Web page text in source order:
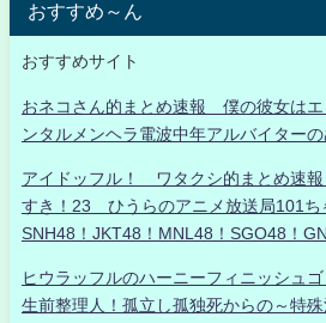
おすすめ～ん
おすすめサイト
おネコさん的まとめ速報 僕の彼女はエ
ンタルメンヘラ電波中年アルバイター
アイドッフル！ ワタクシ的まとめ速
すき！23 ひうらのアニメ放送局101ち
SNH48！JKT48！MNL48！SGO48！
ヒウラッフルのハーニーフィニッシュ
生前整理人！孤立し孤独死からの～特